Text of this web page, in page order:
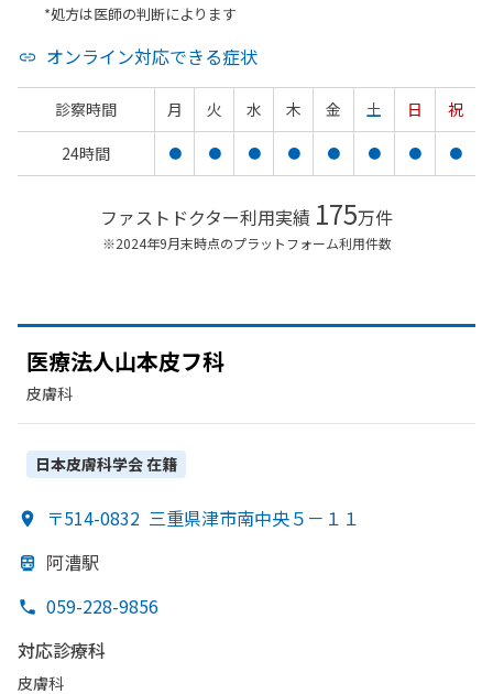
*処方は医師の判断によります
オンライン対応できる症状
診察時間 月 火 水 木 金 土 日
祝
24時間
● ● ● ● ● ● ● ●
ファストドクター利用実績 175万件
※2024年9月末時点のプラットフォーム利用件数
医療法人山本皮フ科
皮膚科
日本皮膚科学会在籍
〒514-0832 三重県津市南中央５－１１
阿漕駅
059-228-9856
対応診療科
皮膚科